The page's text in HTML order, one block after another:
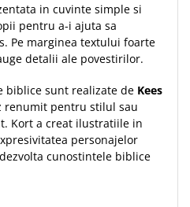
in cuvinte simple si
pentru a-i ajuta sa
Pe marginea textului foarte
detalii ale povestirilor.
biblice sunt realizate de Kees
renumit pentru stilul sau
Kort a creat ilustratiile in
personajelor
cunostintele biblice